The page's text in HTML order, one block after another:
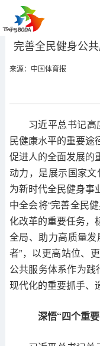
完善全民健身公
来源：中国体育报
习近平总书记高
民健康水平的重要途
促进人的全面发展的
动力，是展示国家
为新时代全民健身事
中全会将“完善全民
化改革的重要任务，
全局、助力高质量
者”，以更高站位、
公共服务体系作为践
现代化的重要抓手、
深悟“四个重